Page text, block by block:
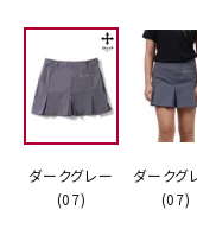
詳しい条件
ダークグレー
(07)
ダークグ
(07)